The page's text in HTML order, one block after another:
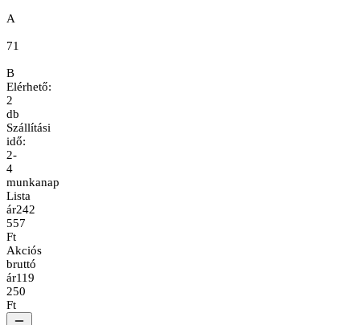
A
71
B
Elérhető:
2
db
Szállítási
idő:
2-
4
munkanap
Lista
ár242
557
Ft
Akciós
bruttó
ár119
250
Ft